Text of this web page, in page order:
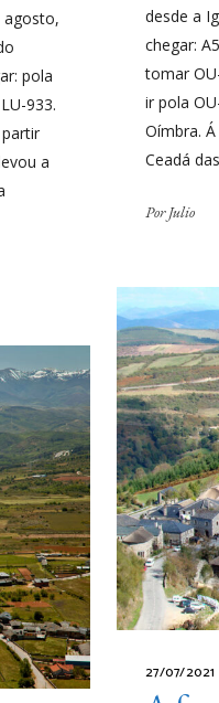
agosto,
pola
933.
partir
a
desde a
chegar:
tomar
ir pola
Oímbra.
Ceadá
Por Julio
27/07/2021